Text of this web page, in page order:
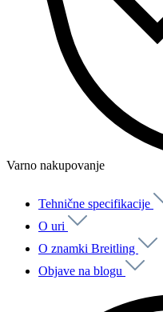
Varno nakupovanje
Tehnične specifikacije
O uri
O znamki Breitling
Objave na blogu